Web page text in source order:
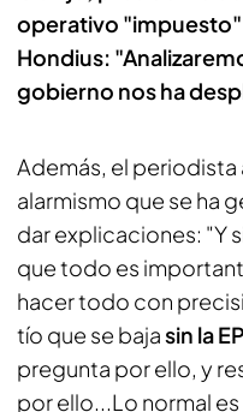
operativo "impuesto"
Hondius:
gobierno nos ha
Además, el periodista
alarmismo que se ha
dar explicaciones: "Y
que todo es
hacer todo con
tío que se bajasin la
pregunta por ello, y
por ello...Lo normal